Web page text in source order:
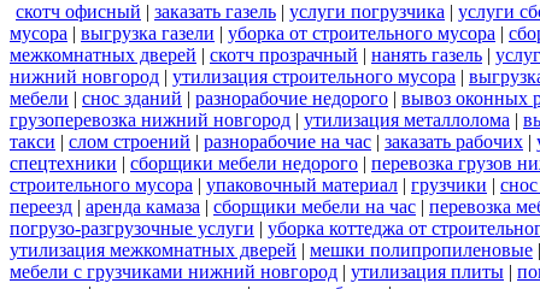
скотч офисный | заказать газель | услуги погрузчика | услуги
мусора | выгрузка газели | уборка от строительного мусора |
межкомнатных дверей | скотч прозрачный | нанять газель |
нижний новгород | утилизация строительного мусора |
мебели | снос зданий | разнорабочие недорого | вывоз оконных
грузоперевозка нижний новгород | утилизация металлолома |
такси | слом строений | разнорабочие на час | заказать рабочих |
спецтехники | сборщики мебели недорого | перевозка грузов
строительного мусора | упаковочный материал | грузчики |
переезд | аренда камаза | сборщики мебели на час | перевозка
погрузо-разгрузочные услуги | уборка коттеджа от
утилизация межкомнатных дверей | мешки полипропиленовые
мебели с грузчиками нижний новгород | утилизация плиты |